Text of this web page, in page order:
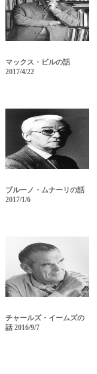
マックス・ビルの話
2017/4/22
ブルーノ・ムナーリの話
2017/1/6
チャールズ・イームズの
話 2016/9/7